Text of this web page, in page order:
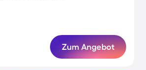
Zum Angebot